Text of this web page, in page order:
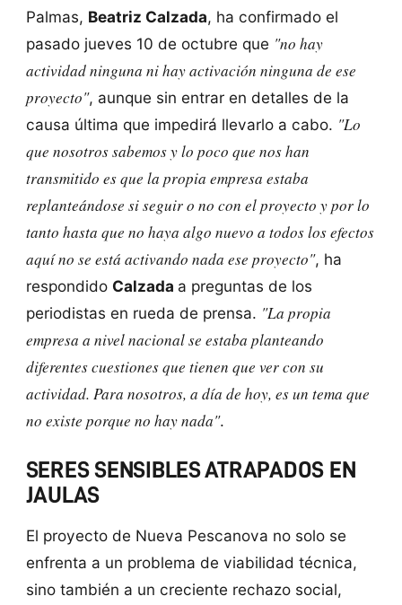
Palmas, Beatriz Calzada, ha confirmado el
pasado jueves 10 de octubre que "no hay
actividad ninguna ni hay activación ninguna de ese
proyecto", aunque sin entrar en detalles de la
causa última que impedirá llevarlo a cabo. "Lo
que nosotros sabemos y lo poco que nos han
transmitido es que la propia empresa estaba
replanteándose si seguir o no con el proyecto y por lo
tanto hasta que no haya algo nuevo a todos los efectos
aquí no se está activando nada ese proyecto", ha
respondido Calzada a preguntas de los
periodistas en rueda de prensa. "La propia
empresa a nivel nacional se estaba planteando
diferentes cuestiones que tienen que ver con su
actividad. Para nosotros, a día de hoy, es un tema que
no existe porque no hay nada".
SERES SENSIBLES ATRAPADOS EN
JAULAS
El proyecto de Nueva Pescanova no solo se
enfrenta a un problema de viabilidad técnica,
sino también a un creciente rechazo social,